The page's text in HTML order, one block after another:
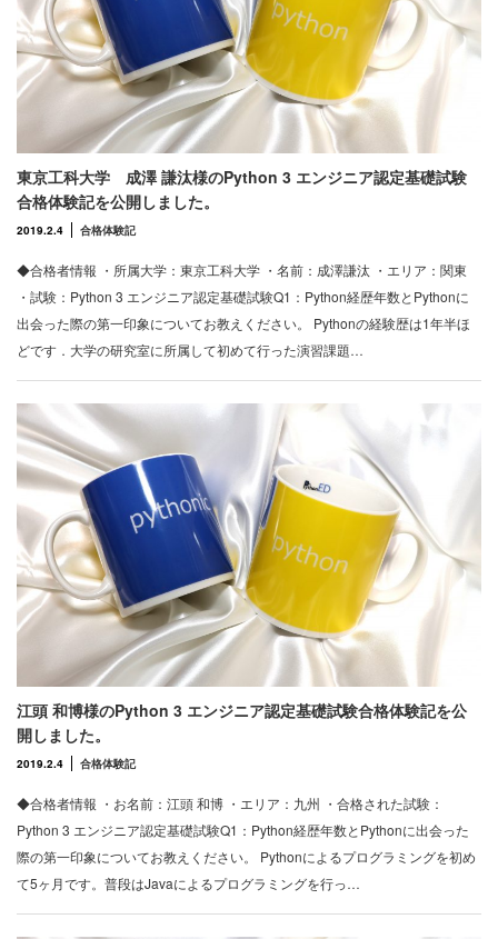
東京工科大学 成澤 謙汰様のPython 3 エンジニア認定基礎試験
合格体験記を公開しました。
2019.2.4 合格体験記
◆合格者情報 ・所属大学：東京工科大学 ・名前：成澤謙汰 ・エリア：関東
・試験：Python 3 エンジニア認定基礎試験Q1：Python経歴年数とPythonに
出会った際の第一印象についてお教えください。 Pythonの経験歴は1年半ほ
どです．大学の研究室に所属して初めて行った演習課題…
江頭 和博様のPython 3 エンジニア認定基礎試験合格体験記を公
開しました。
2019.2.4 合格体験記
◆合格者情報 ・お名前：江頭 和博 ・エリア：九州 ・合格された試験：
Python 3 エンジニア認定基礎試験Q1：Python経歴年数とPythonに出会った
際の第一印象についてお教えください。 Pythonによるプログラミングを初め
て5ヶ月です。普段はJavaによるプログラミングを行っ…